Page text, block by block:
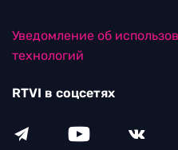
Уведомление об
технологий
RTVI в соцсетях